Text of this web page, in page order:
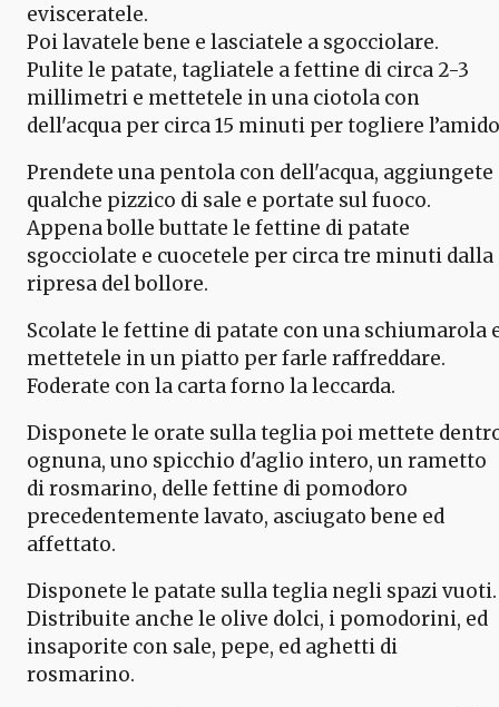
evisceratele.
Poi lavatele bene e lasciatele a sgocciolare.
Pulite le patate, tagliatele a fettine di circa 2-3
millimetri e mettetele in una ciotola con
dell'acqua per circa 15 minuti per togliere
Prendete una pentola con dell'acqua, aggiungete
qualche pizzico di sale e portate sul fuoco.
Appena bolle buttate le fettine di patate
sgocciolate e cuocetele per circa tre minuti dalla
ripresa del bollore.
Scolate le fettine di patate con una schiumarola
mettetele in un piatto per farle raffreddare.
Foderate con la carta forno la leccarda.
Disponete le orate sulla teglia poi mettete
ognuna, uno spicchio d'aglio intero, un rametto
di rosmarino, delle fettine di pomodoro
precedentemente lavato, asciugato bene ed
affettato.
Disponete le patate sulla teglia negli spazi vuoti.
Distribuite anche le olive dolci, i pomodorini, ed
insaporite con sale, pepe, ed aghetti di
rosmarino.